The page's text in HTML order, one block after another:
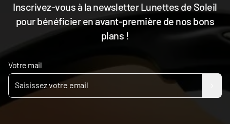
Inscrivez-vous à la newsletter Lunettes de Soleil
pour bénéficier en avant-première de nos bons
plans !
Votre mail